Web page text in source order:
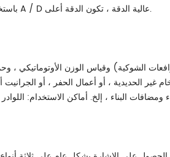
9) باستخدام مستشعرات هيدروليكية مزدوجة ومحولات A / D عالية الدقة ، تكون الدقة أعلى.
الشوكية) وقياس الوزن الأوتوماتيكي ،
غير الحديدية ، أو أعمال الحفر ، أو
ومضافات البناء ، إلخ. أماكن الاستخدام: